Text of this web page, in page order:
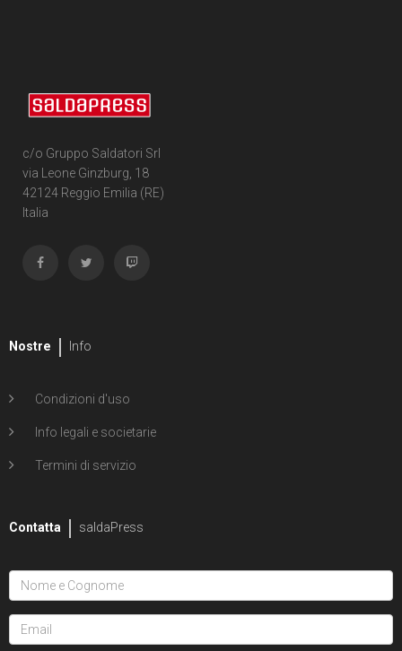
c/o Gruppo Saldatori Srl
via Leone Ginzburg, 18
42124 Reggio Emilia (RE)
Italia
Nostre Info
Condizioni d'uso
Info legali e societarie
Termini di servizio
Contatta saldaPress